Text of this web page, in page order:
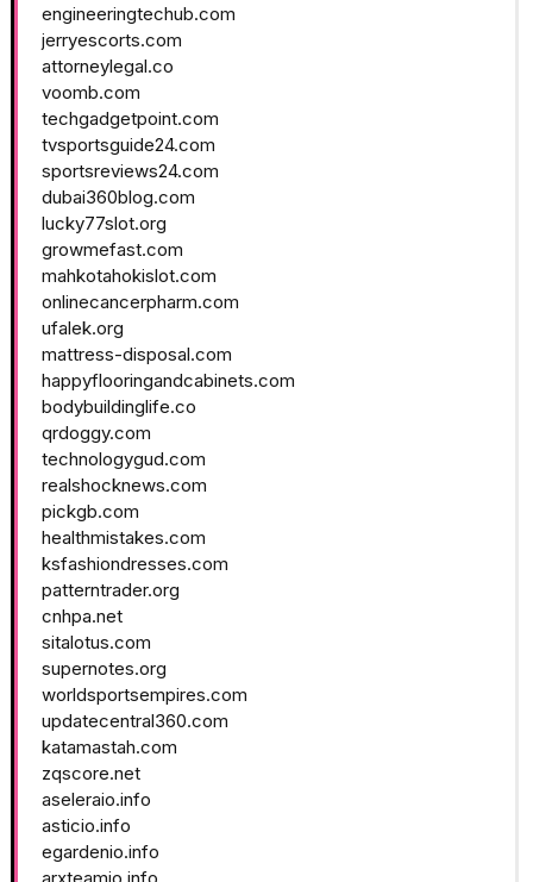
engineeringtechub.com
jerryescorts.com
attorneylegal.co
voomb.com
techgadgetpoint.com
tvsportsguide24.com
sportsreviews24.com
dubai360blog.com
lucky77slot.org
growmefast.com
mahkotahokislot.com
onlinecancerpharm.com
ufalek.org
mattress-disposal.com
happyflooringandcabinets.com
bodybuildinglife.co
qrdoggy.com
technologygud.com
realshocknews.com
pickgb.com
healthmistakes.com
ksfashiondresses.com
patterntrader.org
cnhpa.net
sitalotus.com
supernotes.org
worldsportsempires.com
updatecentral360.com
katamastah.com
zqscore.net
aseleraio.info
asticio.info
egardenio.info